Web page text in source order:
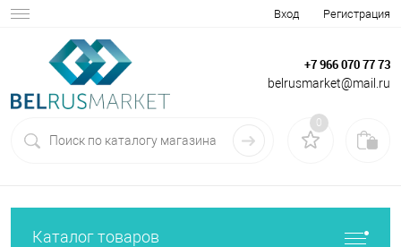
Вход Регистрация
+7 966 070 77 73
belrusmarket@mail.ru
0
Каталог товаров